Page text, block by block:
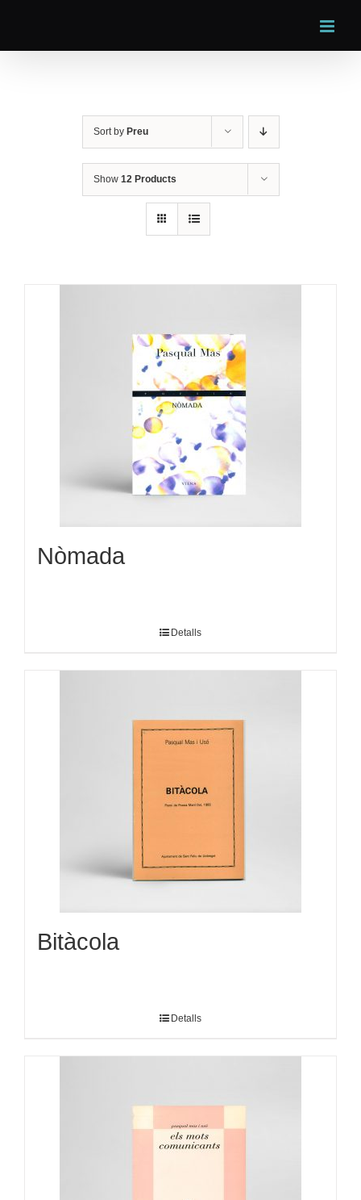
Sort by Preu
Show 12 Products
Nòmada
Detalls
Bitàcola
Detalls